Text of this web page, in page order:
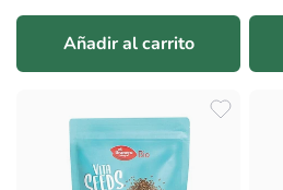
Añadir al carrito